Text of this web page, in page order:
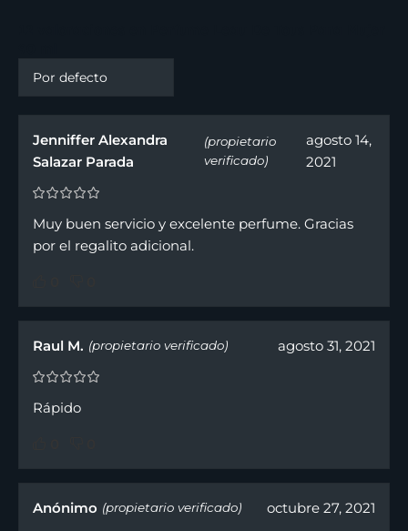
Jenniffer Alexandra
Salazar Parada
(propietario
verificado)
agosto 14,
2021
Muy buen servicio y excelente perfume. Gracias
por el regalito adicional.
Raul M. (propietario verificado) agosto 31, 2021
Rápido
Anónimo (propietario verificado) octubre 27, 2021